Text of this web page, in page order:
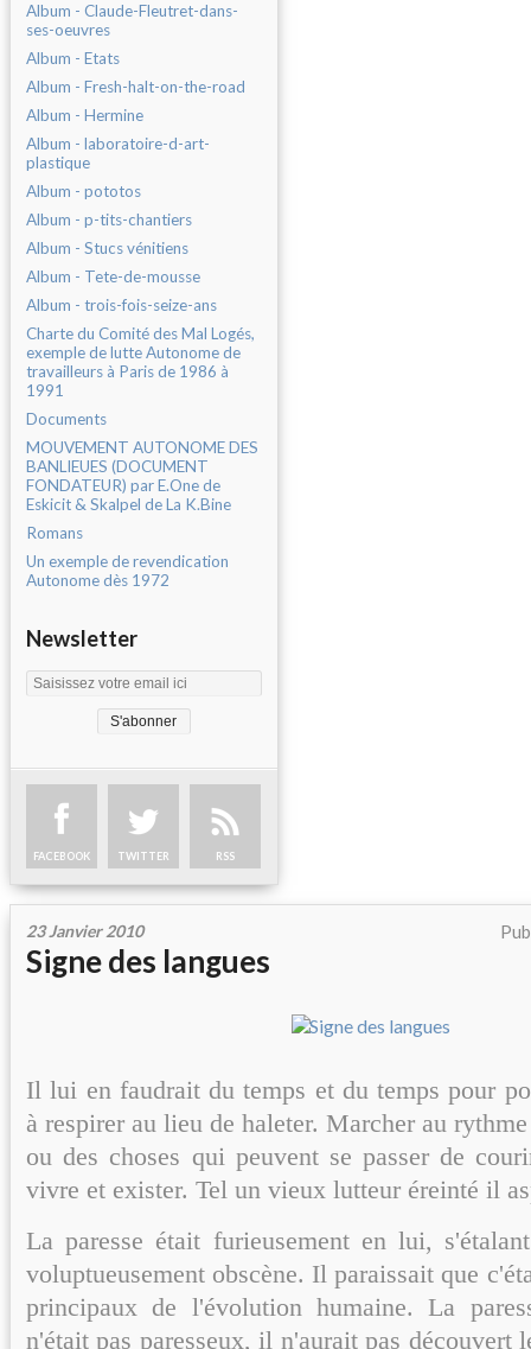
Album - Claude-Fleutret-dans-
ses-oeuvres
Album - Etats
Album - Fresh-halt-on-the-road
Album - Hermine
Album - laboratoire-d-art-
plastique
Album - pototos
Album - p-tits-chantiers
Album - Stucs vénitiens
Album - Tete-de-mousse
Album - trois-fois-seize-ans
Charte du Comité des Mal Logés,
exemple de lutte Autonome de
travailleurs à Paris de 1986 à
1991
Documents
MOUVEMENT AUTONOME DES
BANLIEUES (DOCUMENT
FONDATEUR) par E.One de
Eskicit & Skalpel de La K.Bine
Romans
Un exemple de revendication
Autonome dès 1972
Newsletter
FACEBOOK TWITTER RSS
23 Janvier 2010
Signe des langues
Il lui en faudrait du temps et du temps pour
à respirer au lieu de haleter. Marcher au
ou des choses qui peuvent se passer de
vivre et exister. Tel un vieux lutteur éreinté il
La paresse était furieusement en lui,
voluptueusement obscène. Il paraissait que
principaux de l'évolution humaine. La
n'était pas paresseux, il n'aurait pas découvert